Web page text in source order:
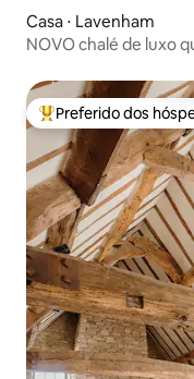
Casa ⋅ Lavenham
NOVO chalé de luxo
Entre os melhores
Preferido dos